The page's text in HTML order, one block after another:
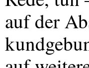
auf der